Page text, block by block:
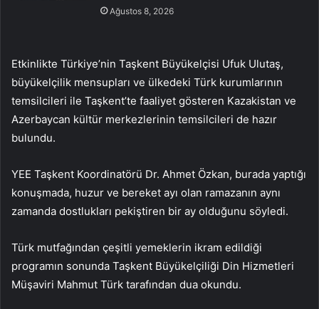
Ağustos 8, 2026
Etkinlikte Türkiye’nin Taşkent Büyükelçisi Ufuk Ulutaş,
büyükelçilik mensupları ve ülkedeki Türk kurumlarının
temsilcileri ile Taşkent’te faaliyet gösteren Kazakistan ve
Azerbaycan kültür merkezlerinin temsilcileri de hazır
bulundu.
YEE Taşkent Koordinatörü Dr. Ahmet Özkan, burada yaptığı
konuşmada, huzur ve bereket ayı olan ramazanın aynı
zamanda dostlukları pekiştiren bir ay olduğunu söyledi.
Türk mutfağından çeşitli yemeklerin ikram edildiği
programın sonunda Taşkent Büyükelçiliği Din Hizmetleri
Müşaviri Mahmut Türk tarafından dua okundu.